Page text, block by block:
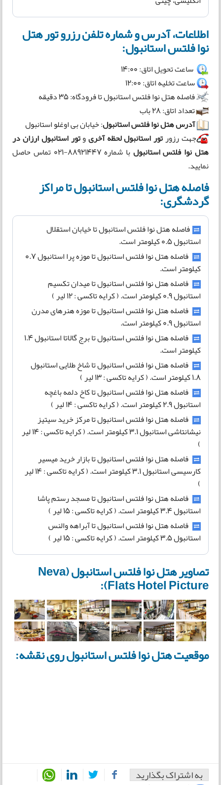
اطلاعات، آدرس و شماره تلفن رزرو تور هتل
نوا فلتس استانبول:
ساعت تحویل اتاق: 14:00
ساعت تخلیه اتاق: 12:00
فاصله هتل نوا فلتس استانبول تا فرودگاه: 35 دقیقه
تعداد اتاق: 28 باب
آدرس هتل نوا فلتس استانبول: خیابان بی اوغلو استانبول
جهت رزورتور استانبول لحظه آخریوتور استانبول ارزان در
هتل نوا فلتس استانبول
با شماره 88921447-021 تماس حاصل
نمایید.
فاصله هتل نوا فلتس استانبول تا مراکز
گردشگری:
فاصله هتل نوا فلتس استانبول تا خیابان استقلال
استانبول ۰.۵ کیلومتر است.
فاصله هتل نوا فلتس استانبول تا موزه پرا استانبول ۰.۷
کیلومتر است.
فاصله هتل نوا فلتس استانبول تا میدان تکسیم
استانبول ۰.۹ کیلومتر است. ( کرایه تاکسی : ۱۲ لیر )
فاصله هتل نوا فلتس استانبول تا موزه هنرهای مدرن
استانبول ۰.۹ کیلومتر است.
فاصله هتل نوا فلتس استانبول تا برج گالاتا استانبول ۱.۴
کیلومتر است.
فاصله هتل نوا فلتس استانبول تا شاخ طلایی استانبول
۱.۸ کیلومتر است. ( کرایه تاکسی : ۱۳ لیر )
فاصله هتل نوا فلتس استانبول تا کاخ دلمه باغچه
استانبول ۲.۹ کیلومتر است. ( کرایه تاکسی : ۱۴ لیر )
فاصله هتل نوا فلتس استانبول تا مرکز خرید سیتیز
نیشانتاشی استانبول ۳.۱ کیلومتر است. ( کرایه تاکسی : ۱۴ لیر
)
فاصله هتل نوا فلتس استانبول تا بازار خرید میسیر
کارسیسی استانبول ۳.۱ کیلومتر است. ( کرایه تاکسی : ۱۴ لیر
)
فاصله هتل نوا فلتس استانبول تا مسجد رستم پاشا
استانبول ۳.۴ کیلومتر است. ( کرایه تاکسی : ۱۵ لیر )
فاصله هتل نوا فلتس استانبول تا آبراهه والنس
استانبول ۳.۵ کیلومتر است. ( کرایه تاکسی : ۱۵ لیر )
تصاویر هتل نوا فلتس استانبول (Neva
Flats Hotel Picture):
موقعیت هتل نوا فلتس استانبول روی نقشه:
به اشتراک بگذارید